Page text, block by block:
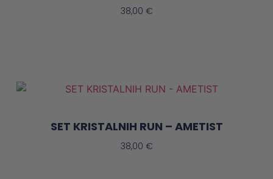
38,00 €
SET KRISTALNIH RUN – AMETIST
38,00 €